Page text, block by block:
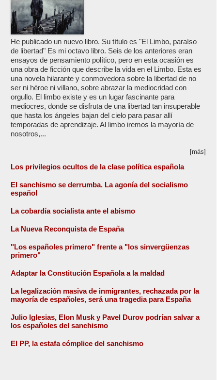
He publicado un nuevo libro. Su título es "El Limbo, paraíso
de libertad" Es mi octavo libro. Seis de los anteriores eran
ensayos de pensamiento político, pero en esta ocasión es
una obra de ficción que describe la vida en el Limbo. Esta es
una novela hilarante y conmovedora sobre la libertad de no
ser ni héroe ni villano, sobre abrazar la mediocridad con
orgullo. El limbo existe y es un lugar fascinante para
mediocres, donde se disfruta de una libertad tan insuperable
que hasta los ángeles bajan del cielo para pasar allí
temporadas de aprendizaje. Al limbo iremos la mayoría de
nosotros,...
[más]
Los privilegios ocultos de la clase política española
El sanchismo se derrumba. La agonía del socialismo
español
La cobardía socialista ante el abismo
La Nueva Reconquista de España
"Los españoles primero" frente a "los sinvergüenzas
primero"
Adaptar la Constitución Española a la maldad
La legalización masiva de inmigrantes, rechazada por la
mayoría de españoles, será una tragedia para España
Julio Iglesias, Elon Musk y Pavel Durov podrían salvar a
los españoles del sanchismo
El PP, la estafa cómplice del sanchismo